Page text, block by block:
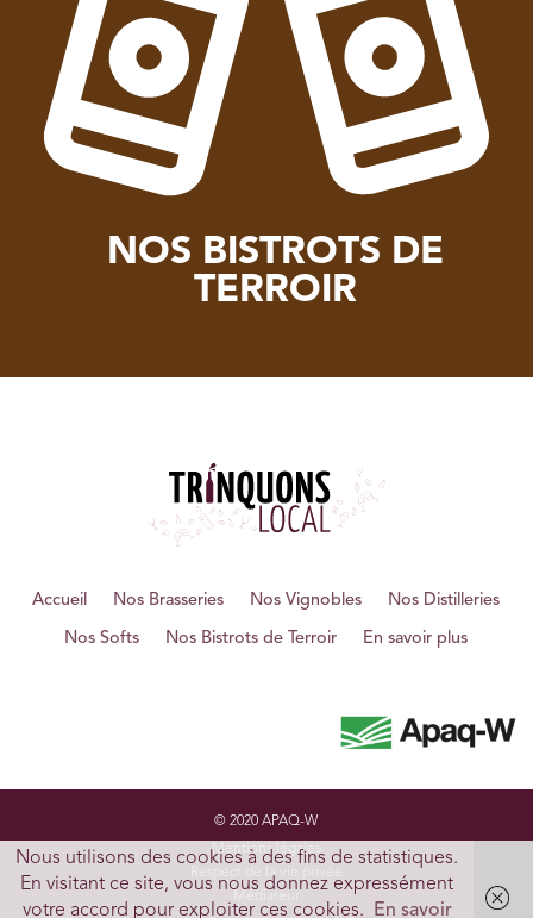
NOS BISTROTS DE
TERROIR
Accueil Nos Brasseries Nos Vignobles Nos Distilleries
Nos Softs Nos Bistrots de Terroir En savoir plus
© 2020 APAQ-W
Mentions légales
Respect de la vie privée
Nous utilisons des cookies à des fins de statistiques.
En visitant ce site, vous nous donnez expressément
votre accord pour exploiter ces cookies.
En savoir